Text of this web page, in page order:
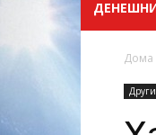
Дома